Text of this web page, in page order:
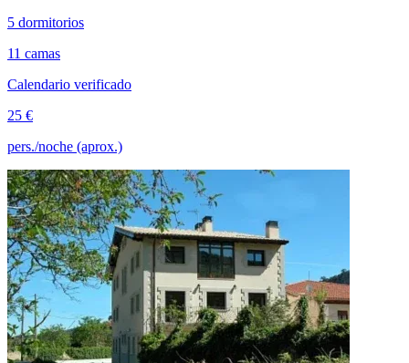
5 dormitorios
11 camas
Calendario verificado
25 €
pers./noche (aprox.)